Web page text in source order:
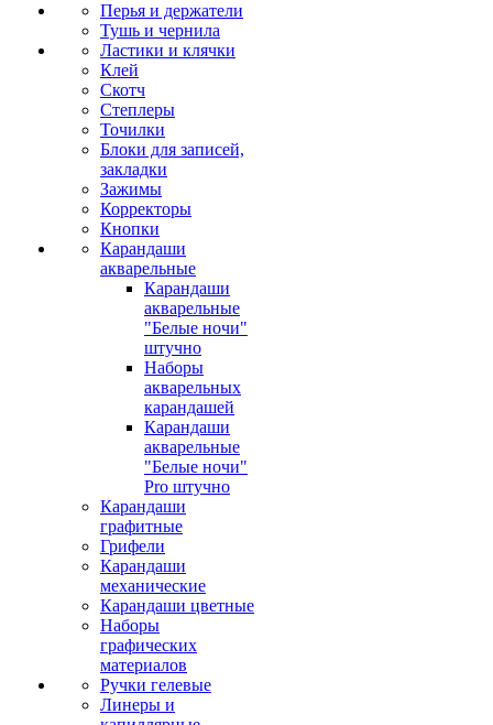
Перья и держатели
Тушь и чернила
Ластики и клячки
Клей
Скотч
Степлеры
Точилки
Блоки для записей,
закладки
Зажимы
Корректоры
Кнопки
Карандаши
акварельные
Карандаши
акварельные
"Белые ночи"
штучно
Наборы
акварельных
карандашей
Карандаши
акварельные
"Белые ночи"
Pro штучно
Карандаши
графитные
Грифели
Карандаши
механические
Карандаши цветные
Наборы
графических
материалов
Ручки гелевые
Линеры и